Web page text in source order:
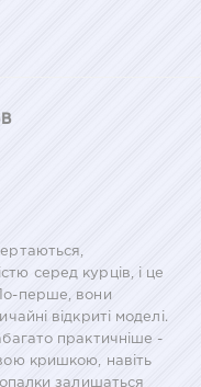
серед курців, і це
перше, вони
відкриті моделі.
практичніше -
кришкою, навіть
залишаться